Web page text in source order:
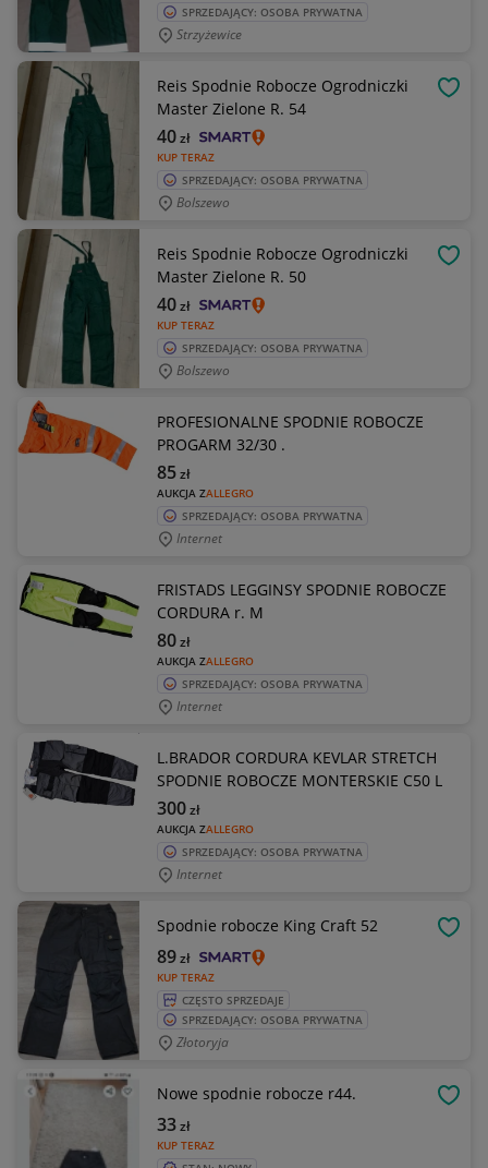
SPRZEDAJĄCY: OSOBA PRYWATNA
Strzyżewice
Reis Spodnie Robocze Ogrodniczki
Master Zielone R. 54
KUP TERAZ
40zł
SPRZEDAJĄCY: OSOBA PRYWATNA
Bolszewo
Reis Spodnie Robocze Ogrodniczki
Master Zielone R. 50
KUP TERAZ
40zł
SPRZEDAJĄCY: OSOBA PRYWATNA
Bolszewo
PROFESIONALNE SPODNIE ROBOCZE
PROGARM 32/30 .
AUKCJA ZALLEGRO
85zł
SPRZEDAJĄCY: OSOBA PRYWATNA
Internet
FRISTADS LEGGINSY SPODNIE ROBOCZE
CORDURA r. M
AUKCJA ZALLEGRO
80zł
SPRZEDAJĄCY: OSOBA PRYWATNA
Internet
L.BRADOR CORDURA KEVLAR STRETCH
SPODNIE ROBOCZE MONTERSKIE C50 L
AUKCJA ZALLEGRO
300zł
SPRZEDAJĄCY: OSOBA PRYWATNA
Internet
Spodnie robocze King Craft 52
KUP TERAZ
89zł
CZĘSTO SPRZEDAJE
SPRZEDAJĄCY: OSOBA PRYWATNA
Złotoryja
Nowe spodnie robocze r44.
KUP TERAZ
33zł